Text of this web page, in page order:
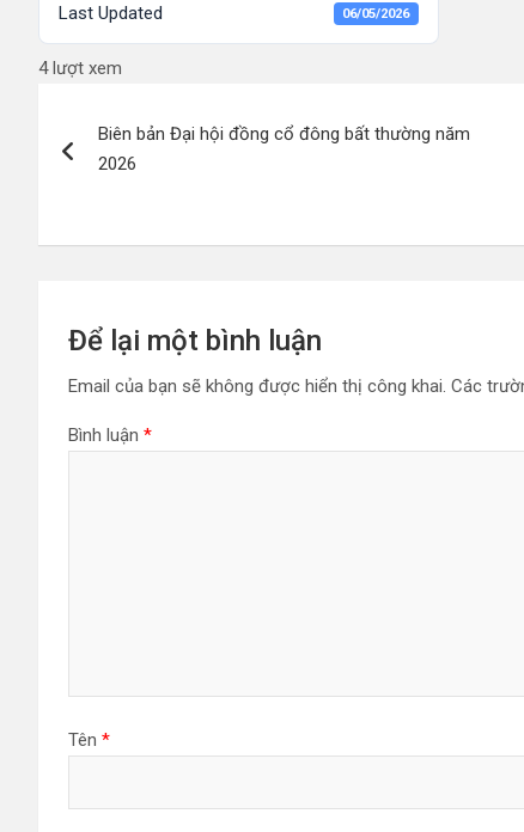
Last Updated 06/05/2026
4 lượt xem
hướng
viết
Biên bản Đại hội đồng cổ đông bất thường năm
2026
Để lại một bình luận
Email của bạn sẽ không được hiển thị công khai. Các
Bình luận *
Tên *